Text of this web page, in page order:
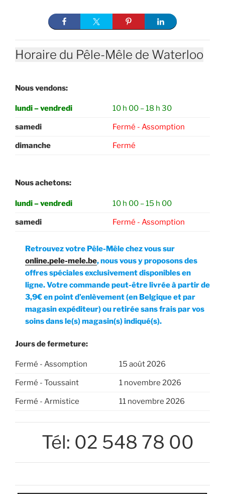
Horaire du Pêle-Mêle de Waterloo
Nous vendons:
lundi – vendredi 10 h 00 – 18 h 30
samedi Fermé - Assomption
dimanche Fermé
Nous achetons:
lundi – vendredi 10 h 00 – 15 h 00
samedi Fermé - Assomption
Retrouvez votre Pêle-Mêle chez vous sur
online.pele-mele.be, nous vous y proposons des
offres spéciales exclusivement disponibles en
ligne. Votre commande peut-être livrée à partir de
3,9€ en point d’enlèvement (en Belgique et par
magasin expéditeur) ou retirée sans frais par vos
soins dans le(s) magasin(s) indiqué(s).
Jours de fermeture:
Fermé - Assomption 15 août 2026
Fermé - Toussaint 1 novembre 2026
Fermé - Armistice 11 novembre 2026
Tél: 02 548 78 00